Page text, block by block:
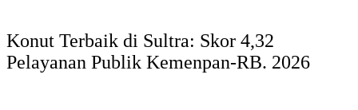
Konut Terbaik di Sultra: Skor 4,32
Pelayanan Publik Kemenpan-RB. 2026